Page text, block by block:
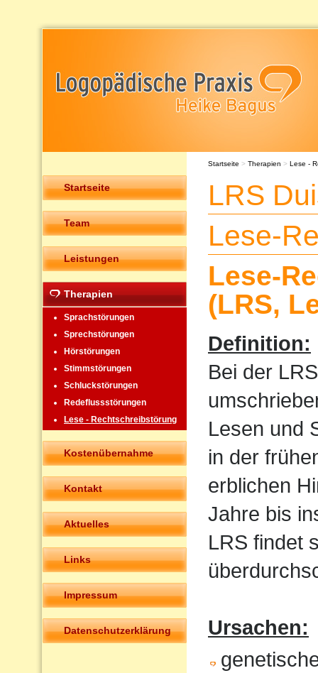
Startseite
Team
Leistungen
Therapien
Sprachstörungen
Sprechstörungen
Hörstörungen
Stimmstörungen
Schluckstörungen
Redeflussstörungen
Lese - Rechtschreibstörung
Kostenübernahme
Kontakt
Aktuelles
Links
Impressum
Datenschutzerklärung
Startseite > Therapien > Lese -
LRS
Lese-
Lese-
(LRS,
Definition:
Bei der
Lesen und
in der
erblichen
Jahre bis
LRS findet
Ursachen: